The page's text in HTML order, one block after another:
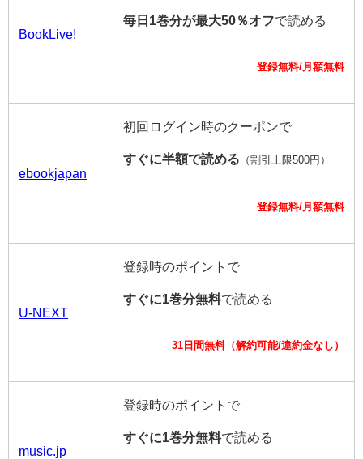
BookLive!
毎日1巻分が最大50％オフで読める
登録無料/月額無料
ebookjapan
初回ログイン時のクーポンで
すぐに半額で読める （割引上限500円）
登録無料/月額無料
U-NEXT
登録時のポイントで
すぐに1巻分無料で読める
31日間無料（解約可能/違約金なし）
music.jp
登録時のポイントで
すぐに1巻分無料で読める